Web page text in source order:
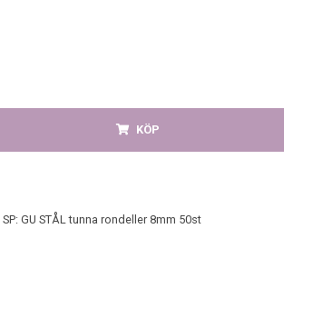
KÖP
SP: GU STÅL tunna rondeller 8mm 50st